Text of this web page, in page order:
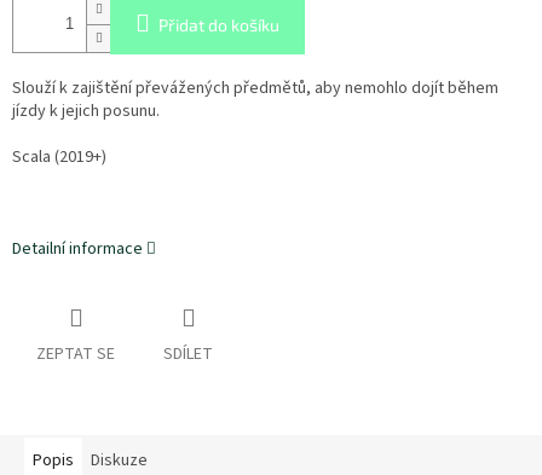
Přidat do košíku
Slouží k zajištění převážených předmětů, aby nemohlo dojít během
jízdy k jejich posunu.
Scala (2019+)
Detailní informace
ZEPTAT SE SDÍLET
Popis Diskuze